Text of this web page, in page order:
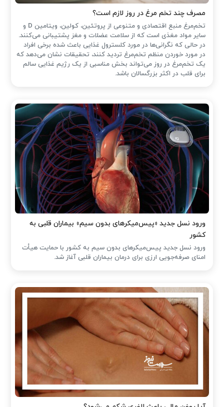
مصرف چند تخم مرغ در روز لازم است؟
تخم‌مرغ منبع اقتصادی و متنوعی از پروتئین، کولین، ویتامین D و
سایر مواد مغذی است که از سلامت عضلات و مغز پشتیبانی می‌کنند.
در حالی که نگرانی‌ها در مورد کلسترول غذایی باعث شده ‌برخی افراد
در مورد خوردن منظم تخم‌مرغ تردید کنند، تحقیقات نشان می‌دهد که
یک تخم‌مرغ در روز می‌تواند بخش مناسبی از یک رژیم غذایی سالم
برای قلب در اکثر بزرگسالان باشد.
ورود نسل جدید «پیس‌میکرهای بدون سیم» بیماران قلبی به
کشور
ورود نسل جدید پیس‌میکرهای بدون سیم به کشور با حمایت هیأت
امنای صرفه‌جویی ارزی برای درمان بیماران قلبی آغاز شد.